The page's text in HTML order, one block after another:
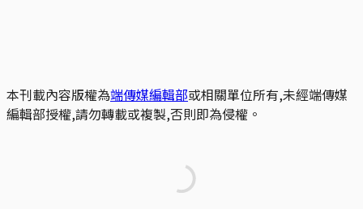
本刊載內容版權為端傳媒編輯部或相關單位所有,未經端傳媒
編輯部授權,請勿轉載或複製,否則即為侵權。